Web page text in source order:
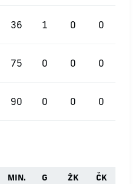
36 1 0 0
75 0 0 0
90 0 0 0
MIN. G ŽK ČK